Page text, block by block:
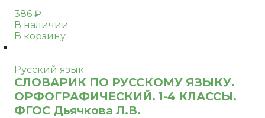
386 ₽
В наличии
В корзину
Русский язык
СЛОВАРИК ПО РУССКОМУ ЯЗЫКУ.
ОРФОГРАФИЧЕСКИЙ. 1-4 КЛАССЫ.
ФГОС Дьячкова Л.В.